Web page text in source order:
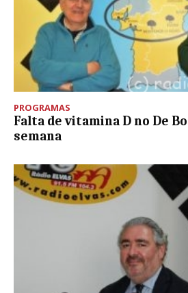
PROGRAMAS
Falta de vitamina D no De
semana